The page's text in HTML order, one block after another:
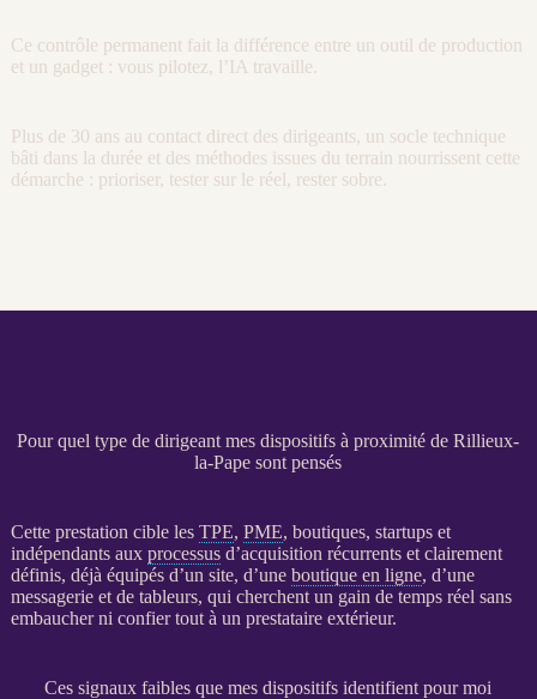
Ce contrôle permanent fait la différence entre un outil de production
et un gadget : vous pilotez, l’IA travaille.
Plus de 30 ans au contact direct des dirigeants, un socle technique
bâti dans la durée et des méthodes issues du terrain nourrissent cette
démarche : prioriser, tester sur le réel, rester sobre.
Pour quel type de dirigeant mes dispositifs à proximité de Rillieux-
la-Pape sont pensés
Cette prestation cible les TPE, PME, boutiques, startups et
indépendants aux processusd’acquisition récurrents et clairement
définis, déjà équipés d’un site, d’une boutique en ligne, d’une
messagerie et de tableurs, qui cherchent un gain de temps réel sans
embaucher ni confier tout à un prestataire extérieur.
Ces signaux faibles que mes dispositifs identifient pour moi